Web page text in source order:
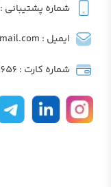
شماره پشتیبانی : 09905283471
ایمیل : tahlildadehins@gmail.com
شماره کارت : 6104338929232656